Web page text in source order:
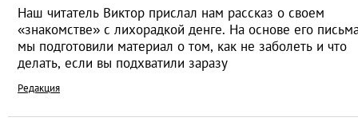
Наш читатель Виктор прислал нам рассказ о своем
«знакомстве» с лихорадкой денге. На основе его
мы подготовили материал о том, как не заболеть и что
делать, если вы подхватили заразу
Редакция